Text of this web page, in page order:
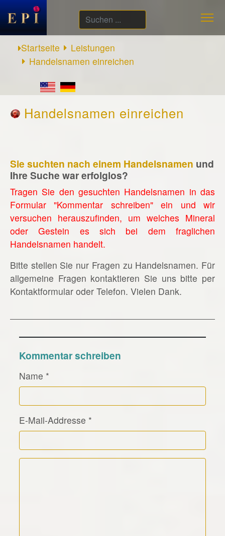
Suchen
...
Startseite
Leistungen
Handelsnamen einreichen
Handelsnamen einreichen
Sie suchten nach einem Handelsnamen und
Ihre Suche war erfolglos?
Tragen Sie den gesuchten Handelsnamen in das
Formular "Kommentar schreiben" ein und wir
versuchen herauszufinden, um welches Mineral
oder Gestein es sich bei dem fraglichen
Handelsnamen handelt.
Bitte stellen Sie nur Fragen zu Handelsnamen. Für
allgemeine Fragen kontaktieren Sie uns bitte per
Kontaktformular oder Telefon. Vielen Dank.
Kommentar schreiben
Name *
E-Mail-Addresse *
Kommentar Text